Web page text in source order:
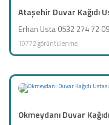
Ataşehir Duvar Kağıdı
Erhan Usta 0532 274 72
10772 görüntülenme
Okmeydanı Duvar